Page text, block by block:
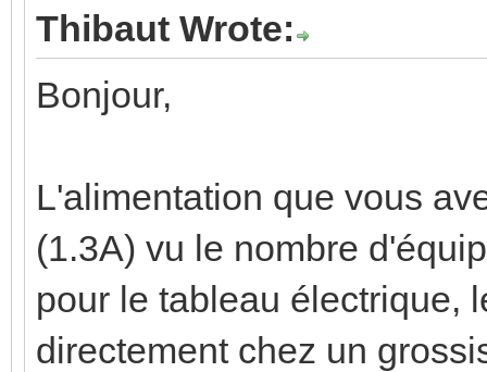
Thibaut Wrote:
Bonjour,
L'alimentation que vous
(1.3A) vu le nombre
pour le tableau électrique,
directement chez un